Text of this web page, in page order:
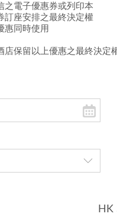
之電子優惠券或列印本
訂座安排之最終決定權
惠同時使用
店保留以上優惠之最終決定
HK